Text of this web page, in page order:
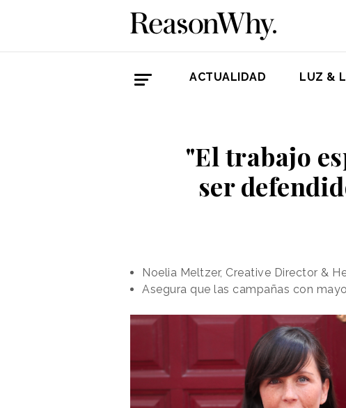
ACTUALIDAD LUZ &
"El trabajo
ser
Noelia Meltzer, Creative Director &
Asegura que las campañas con